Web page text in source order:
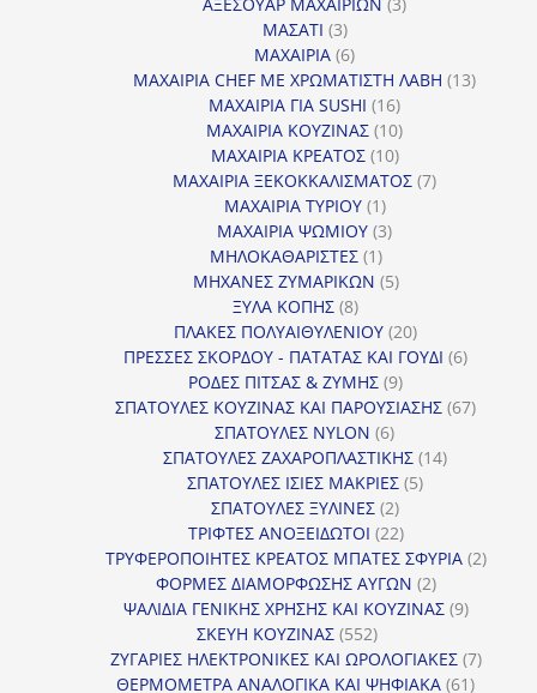
ΑΞΕΣΟΥΑΡ ΜΑΧΑΙΡΙΩΝ 3
ΜΑΣΑΤΙ 33
προϊόντα
ΜΑΧΑΙΡΙΑ 66
προϊόντα
ΜΑΧΑΙΡΙΑ CHEF ΜΕ ΧΡΩΜΑΤΙΣΤΗ ΛΑΒΗ 1313
ΜΑΧΑΙΡΙΑ ΓΙΑ SUSHI 1616
προϊόντα
ΜΑΧΑΙΡΙΑ ΚΟΥΖΙΝΑΣ 1010
προϊόντα
ΜΑΧΑΙΡΙΑ ΚΡΕΑΤΟΣ 1010
προϊόντα
ΜΑΧΑΙΡΙΑ ΞΕΚΟΚΚΑΛΙΣΜΑΤΟΣ 77
ΜΑΧΑΙΡΙΑ ΤΥΡΙΟΥ 11
προϊόν
ΜΑΧΑΙΡΙΑ ΨΩΜΙΟΥ 33
ΜΗΛΟΚΑΘΑΡΙΣΤΕΣ 11
προϊόν
ΜΗΧΑΝΕΣ ΖΥΜΑΡΙΚΩΝ 55
ΞΥΛΑ ΚΟΠΗΣ 88
προϊόντα
ΠΛΑΚΕΣ ΠΟΛΥΑΙΘΥΛΕΝΙΟΥ 2020
προϊόντα
ΠΡΕΣΣΕΣ ΣΚΟΡΔΟΥ - ΠΑΤΑΤΑΣ ΚΑΙ ΓΟΥΔΙ 66
ΡΟΔΕΣ ΠΙΤΣΑΣ & ΖΥΜΗΣ 99
προϊόντα
ΣΠΑΤΟΥΛΕΣ ΚΟΥΖΙΝΑΣ ΚΑΙ ΠΑΡΟΥΣΙΑΣΗΣ 6767
ΣΠΑΤΟΥΛΕΣ NYLON 66
προϊόντα
ΣΠΑΤΟΥΛΕΣ ΖΑΧΑΡΟΠΛΑΣΤΙΚΗΣ 1414
ΣΠΑΤΟΥΛΕΣ ΙΣΙΕΣ ΜΑΚΡΙΕΣ 55
ΣΠΑΤΟΥΛΕΣ ΞΥΛΙΝΕΣ 22
προϊόντα
ΤΡΙΦΤΕΣ ΑΝΟΞΕΙΔΩΤΟΙ 2222
προϊόντα
ΤΡΥΦΕΡΟΠΟΙΗΤΕΣ ΚΡΕΑΤΟΣ ΜΠΑΤΕΣ ΣΦΥΡΙΑ 22
ΦΟΡΜΕΣ ΔΙΑΜΟΡΦΩΣΗΣ ΑΥΓΩΝ 22
προϊόντα
ΨΑΛΙΔΙΑ ΓΕΝΙΚΗΣ ΧΡΗΣΗΣ ΚΑΙ ΚΟΥΖΙΝΑΣ 99
ΣΚΕΥΗ ΚΟΥΖΙΝΑΣ 552552
προϊόντα
ΖΥΓΑΡΙΕΣ ΗΛΕΚΤΡΟΝΙΚΕΣ ΚΑΙ ΩΡΟΛΟΓΙΑΚΕΣ 77
ΘΕΡΜΟΜΕΤΡΑ ΑΝΑΛΟΓΙΚΑ ΚΑΙ ΨΗΦΙΑΚΑ 6161